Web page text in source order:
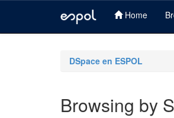
Home
DSpace en ESPOL
Browsing by